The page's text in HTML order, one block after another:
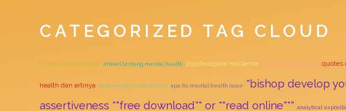
CATEGORIZED TAG CLOUD
ciri ciri mental health artikel tentang mental health psychological resilience mental health itu apa quotes
health dan artinya self mental health artinya apa itu mental health issue
"bishop develop
assertiveness ""free download"" or ""read online""" analytical